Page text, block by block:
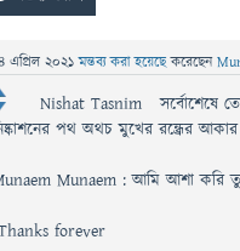
এপ্রিল 2021 মন্তব্য করা হয়েছেকরেছেন
Nishat Tasnim সর্বোশেষে
পথ অথচ মুখের রন্ধ্রের আকার
Munaem : আমি আশা করি
forever